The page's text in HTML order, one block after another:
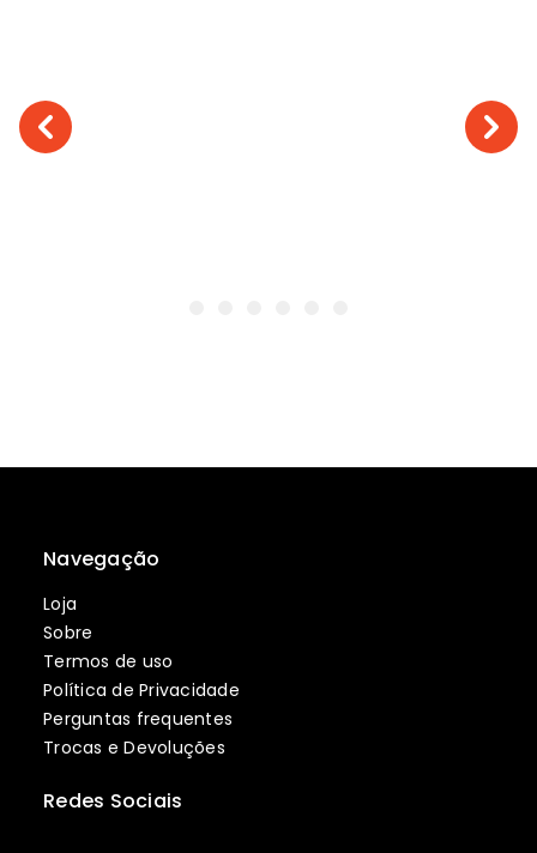
Navegação
Loja
Sobre
Termos de uso
Política de Privacidade
Perguntas frequentes
Trocas e Devoluções
Redes Sociais